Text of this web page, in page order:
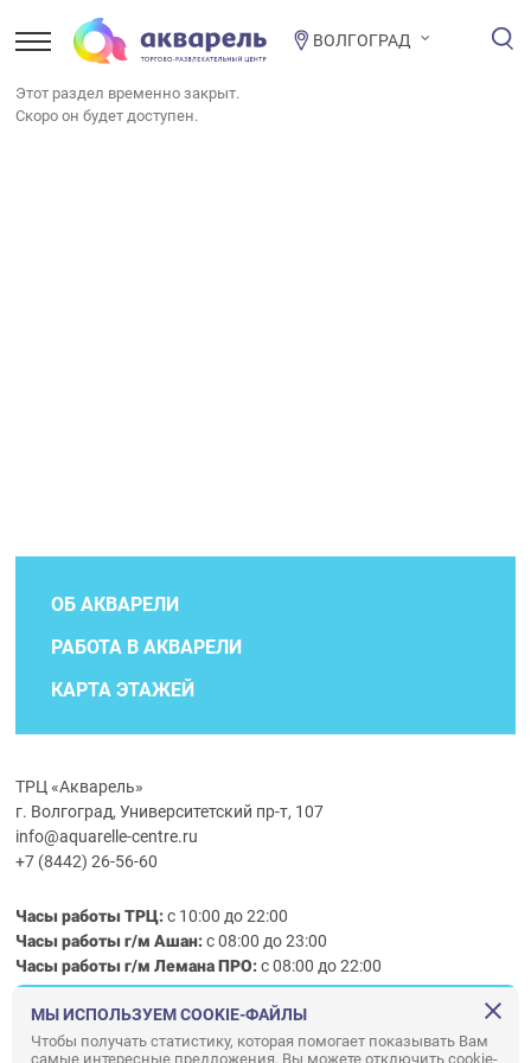
ВОЛГОГРАД
Этот раздел временно закрыт.
Скоро он будет доступен.
ОБ АКВАРЕЛИ
РАБОТА В АКВАРЕЛИ
КАРТА ЭТАЖЕЙ
ТРЦ «Акварель»
г. Волгоград, Университетский пр-т, 107
info@aquarelle-centre.ru
+7 (8442) 26-56-60
Часы работы ТРЦ:с 10:00 до 22:00
Часы работы г/м Ашан:с 08:00 до 23:00
Часы работыг/мЛемана ПРО:с 08:00 до 22:00
Правила посещения ТРЦ «Акварель»
МЫ ИСПОЛЬЗУЕМ COOKIE-ФАЙЛЫ
Чтобы получать статистику, которая помогает показывать Вам
самые интересные предложения. Вы можете отключить cookie-